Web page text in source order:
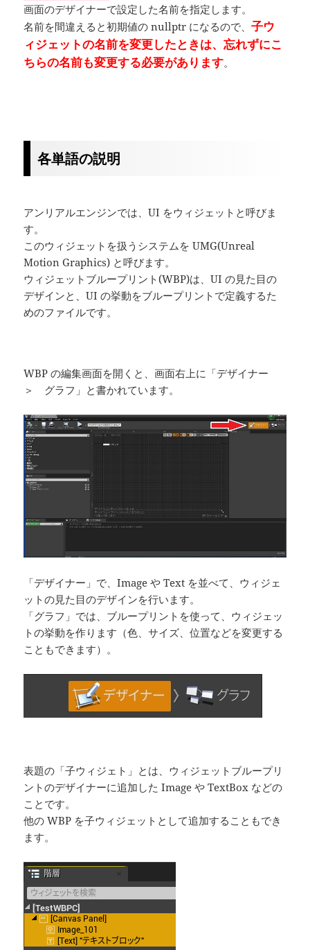
画面のデザイナーで設定した名前を指定します。
名前を間違えると初期値の nullptr になるので、子ウ
ィジェットの名前を変更したときは、忘れずにこ
ちらの名前も変更する必要があります。
各単語の説明
アンリアルエンジンでは、UI をウィジェットと呼びま
す。
このウィジェットを扱うシステムを UMG(Unreal
Motion Graphics) と呼びます。
ウィジェットブループリント(WBP)は、UI の見た目の
デザインと、UI の挙動をブループリントで定義するた
めのファイルです。
WBP の編集画面を開くと、画面右上に「デザイナー
＞ グラフ」と書かれています。
「デザイナー」で、Image や Text を並べて、ウィジェ
ットの見た目のデザインを行います。
「グラフ」では、ブループリントを使って、ウィジェッ
トの挙動を作ります（色、サイズ、位置などを変更する
こともできます）。
表題の「子ウィジェト」とは、ウィジェットブループリ
ントのデザイナーに追加した Image や TextBox などの
ことです。
他の WBP を子ウィジェットとして追加することもでき
ます。